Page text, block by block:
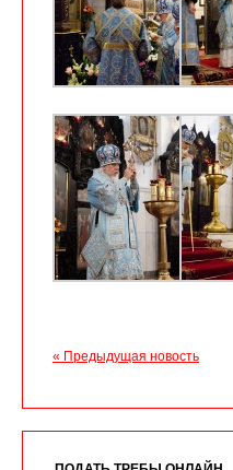
« Предыдущая новость